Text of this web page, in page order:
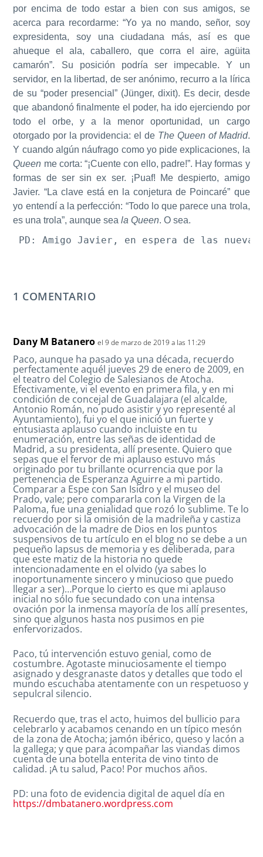
por encima de todo estar a bien con sus amigos, se
acerca para recordarme: “Yo ya no mando, señor, soy
expresidenta, soy una ciudadana más, así es que
ahueque el ala, caballero, que corra el aire, agüita
camarón”. Su posición podría ser impecable. Y un
servidor, en la libertad, de ser anónimo, recurro a la lírica
de su “poder presencial” (Jünger, dixit). Es decir, desde
que abandonó finalmente el poder, ha ido ejerciendo por
todo el orbe, y a la menor oportunidad, un cargo
otorgado por la providencia: el de The Queen of Madrid.
Y cuando algún náufrago como yo pide explicaciones, la
Queen me corta: “¡Cuente con ello, padre!”. Hay formas y
formas de ser sin ex ser. ¡Puaf! Me despierto, amigo
Javier. “La clave está en la conjetura de Poincaré” que
yo entendí a la perfección: “Todo lo que parece una trola,
es una trola”, aunque seala Queen. O sea.
PD: Amigo Javier, en espera de las
1 COMENTARIO
Dany M Batanero el 9 de marzo de 2019 a las 11:29
Paco, aunque ha pasado ya una década, recuerdo
perfectamente aquél jueves 29 de enero de 2009, en
el teatro del Colegio de Salesianos de Atocha.
Efectivamente, vi el evento en primera fila, y en mi
condición de concejal de Guadalajara (el alcalde,
Antonio Román, no pudo asistir y yo representé al
Ayuntamiento), fui yo el que inició un fuerte y
entusiasta aplauso cuando incluiste en tu
enumeración, entre las señas de identidad de
Madrid, a su presidenta, allí presente. Quiero que
sepas que el fervor de mi aplauso estuvo más
originado por tu brillante ocurrencia que por la
pertenencia de Esperanza Aguirre a mi partido.
Comparar a Espe con San Isidro y el museo del
Prado, vale; pero compararla con la Virgen de la
Paloma, fue una genialidad que rozó lo sublime. Te lo
recuerdo por si la omisión de la madrileña y castiza
advocación de la madre de Dios en los puntos
suspensivos de tu artículo en el blog no se debe a un
pequeño lapsus de memoria y es deliberada, para
que este matiz de la historia no quede
intencionadamente en el olvido (ya sabes lo
inoportunamente sincero y minucioso que puedo
llegar a ser)…Porque lo cierto es que mi aplauso
inicial no sólo fue secundado con una intensa
ovación por la inmensa mayoría de los allí presentes,
sino que algunos hasta nos pusimos en pie
enfervorizados.
Paco, tú intervención estuvo genial, como de
costumbre. Agotaste minuciosamente el tiempo
asignado y desgranaste datos y detalles que todo el
mundo escuchaba atentamente con un respetuoso y
sepulcral silencio.
Recuerdo que, tras el acto, huimos del bullicio para
celebrarlo y acabamos cenando en un típico mesón
de la zona de Atocha; jamón ibérico, queso y lacón a
la gallega; y que para acompañar las viandas dimos
cuenta de una botella enterita de vino tinto de
calidad. ¡A tu salud, Paco! Por muchos años.
PD: una foto de evidencia digital de aquel día en
https://dmbatanero.wordpress.com